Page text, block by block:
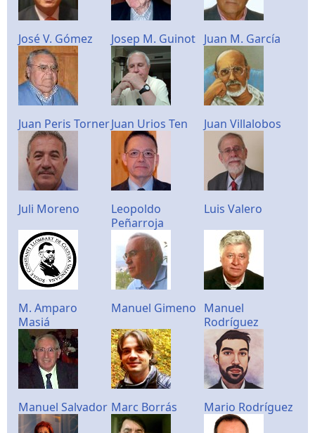
José V. Gómez Josep M. Guinot Juan M. García
Juan Peris TornerJuan Urios Ten Juan Villalobos
Juli Moreno
Leopoldo
Peñarroja
Luis Valero
M. Amparo
Masiá
Manuel Gimeno Manuel
Rodríguez
Manuel Salvador Marc Borrás Mario Rodríguez